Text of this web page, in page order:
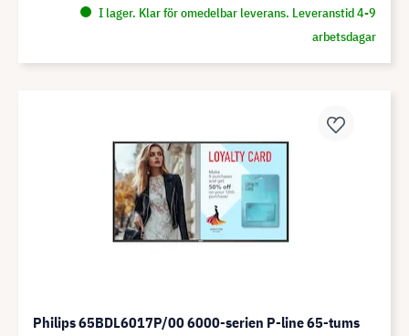
I lager. Klar för omedelbar leverans. Leveranstid 4-9
arbetsdagar
Philips 65BDL6017P/00 6000-serien P-line 65-tums